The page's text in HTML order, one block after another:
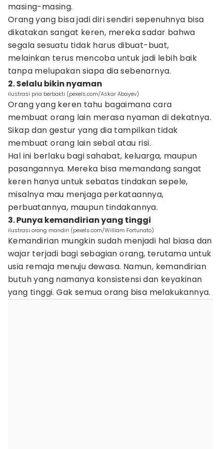
masing-masing.
Orang yang bisa jadi diri sendiri sepenuhnya bisa
dikatakan sangat keren, mereka sadar bahwa
segala sesuatu tidak harus dibuat-buat,
melainkan terus mencoba untuk jadi lebih baik
tanpa melupakan siapa dia sebenarnya.
2. Selalu bikin nyaman
ilustrasi pria berbakti (pexels.com/Askar Abayev)
Orang yang keren tahu bagaimana cara
membuat orang lain merasa nyaman di dekatnya.
Sikap dan gestur yang dia tampilkan tidak
membuat orang lain sebal atau risi.
Hal ini berlaku bagi sahabat, keluarga, maupun
pasangannya. Mereka bisa memandang sangat
keren hanya untuk sebatas tindakan sepele,
misalnya mau menjaga perkataannya,
perbuatannya, maupun tindakannya.
3. Punya kemandirian yang tinggi
ilustrasi orang mandiri (pexels.com/William Fortunato)
Kemandirian mungkin sudah menjadi hal biasa dan
wajar terjadi bagi sebagian orang, terutama untuk
usia remaja menuju dewasa. Namun, kemandirian
butuh yang namanya konsistensi dan keyakinan
yang tinggi. Gak semua orang bisa melakukannya.